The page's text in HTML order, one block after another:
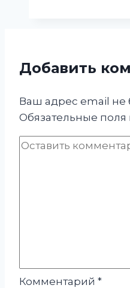
Добавить
Ваш адрес email не
Обязательные
Комментарий *